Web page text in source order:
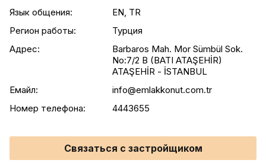
Язык общения:
EN, TR
Регион работы:
Турция
Адрес:
Barbaros Mah. Mor Sümbül Sok.
No:7/2 B (BATI ATAŞEHİR)
ATAŞEHİR - İSTANBUL
Емайл:
info@emlakkonut.com.tr
Номер телефона:
4443655
Связаться с застройщиком